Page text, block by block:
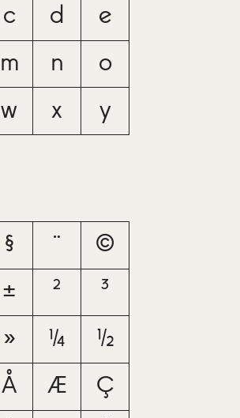
c d
e
m n
o
w x
y
§ ¨
©
± ²
³
» ¼
½
Å Æ
Ç